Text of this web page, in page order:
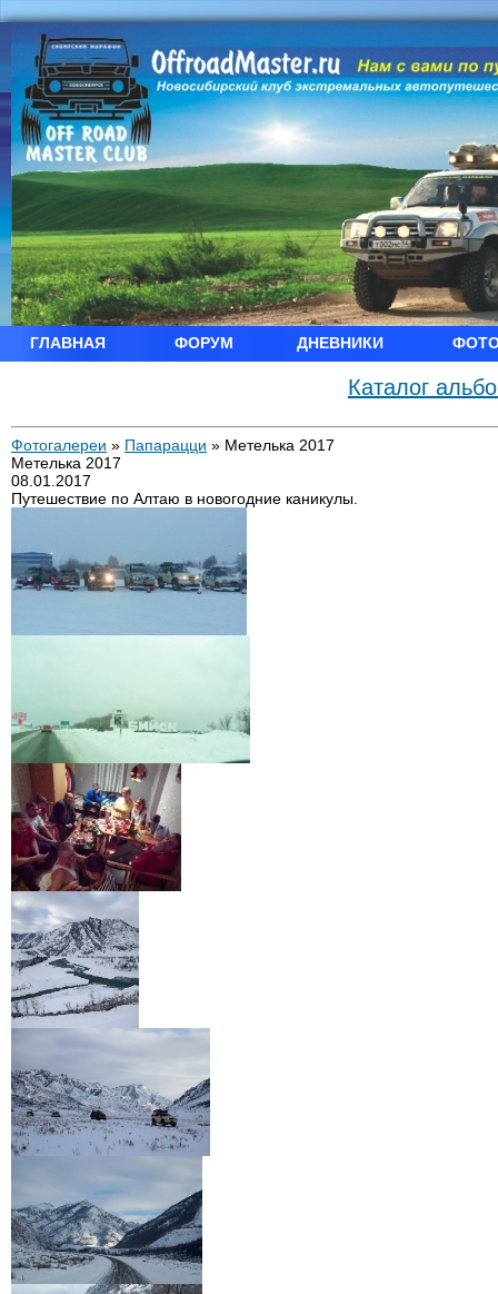
ГЛАВНАЯ ФОРУМ ДНЕВНИКИ
Каталог
Фотогалереи » Папарацци » Метелька 2017
Метелька 2017
08.01.2017
Путешествие по Алтаю в новогодние каникулы.